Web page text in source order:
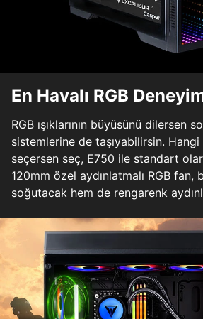
En Havalı RGB
RGB ışıklarının büyüsünü dilersen
sistemlerine de taşıyabilirsin.
seçersen seç, E750 ile standart
120mm özel aydınlatmalı RGB fan,
soğutacak hem de rengarenk